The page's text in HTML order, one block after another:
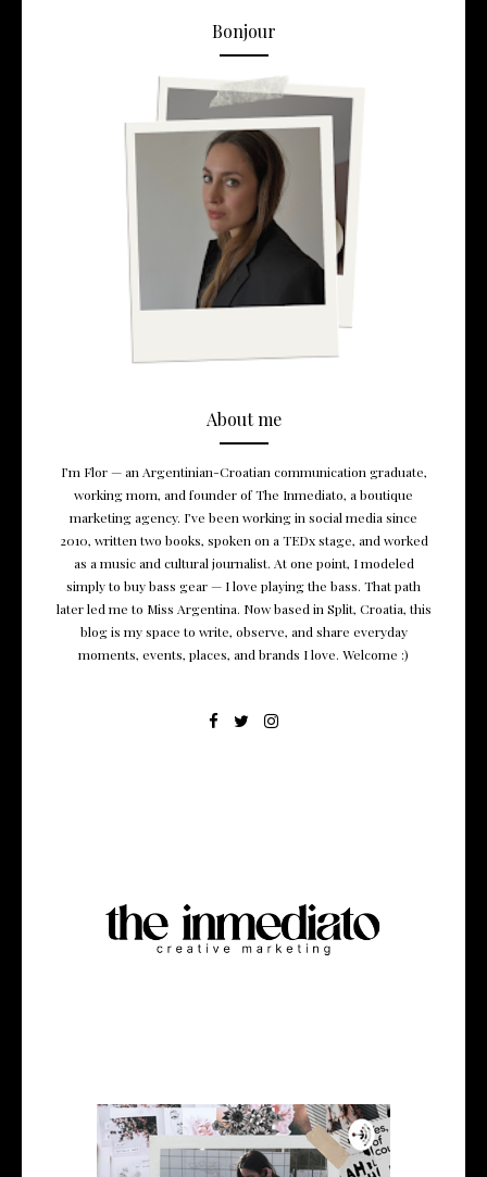
Bonjour
About me
I’m Flor — an Argentinian-Croatian communication graduate,
working mom, and founder of The Inmediato, a boutique
marketing agency. I’ve been working in social media since
2010, written two books, spoken on a TEDx stage, and worked
as a music and cultural journalist. At one point, I modeled
simply to buy bass gear — I love playing the bass. That path
later led me to Miss Argentina. Now based in Split, Croatia, this
blog is my space to write, observe, and share everyday
moments, events, places, and brands I love. Welcome :)